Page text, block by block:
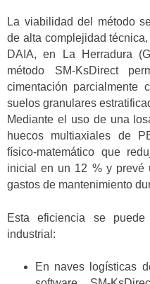
La viabilidad del método
de alta complejidad
DAIA, en La Herradura
método SM-KsDirect
cimentación parcialmente
suelos granulares
Mediante el uso de una
huecos multiaxiales de
físico-matemático que
inicial en un 12 % y prevé
gastos de mantenimiento
Esta eficiencia se
industrial:
En naves logísticas